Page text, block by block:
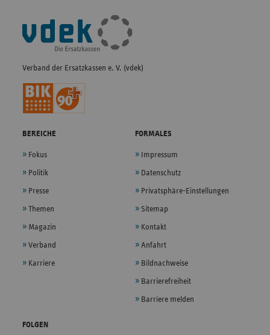
Fußleisten-
Navigation
Verband der Ersatzkassen e. V. (vdek)
BEREICHE
Fokus
Politik
Presse
Themen
Magazin
Verband
Karriere
FORMALES
Impressum
Datenschutz
Privatsphäre-Einstellungen
Sitemap
Kontakt
Anfahrt
Bildnachweise
Barrierefreiheit
Barriere melden
FOLGEN